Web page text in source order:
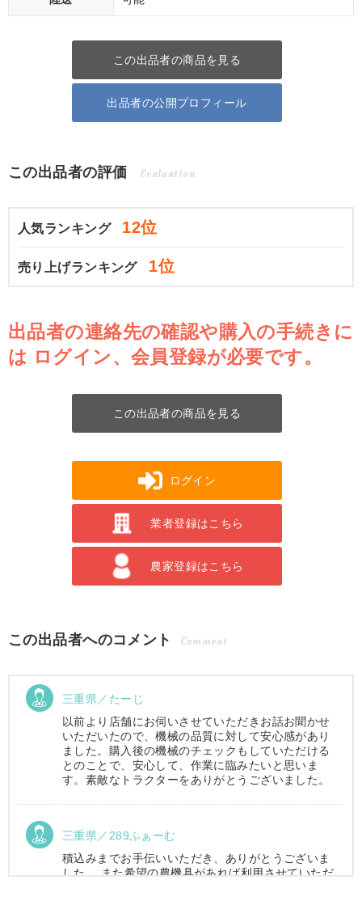
この出品者の商品を見る
出品者の公開プロフィール
この出品者の評価 Evaluation
人気ランキング 12位
売り上げランキング 1位
出品者の連絡先の確認や購入の手続きに
は ログイン、会員登録が必要です。
この出品者の商品を見る
ログイン
業者登録はこちら
農家登録はこちら
この出品者へのコメント Comment
三重県／たーじ
以前より店舗にお伺いさせていただきお話お聞かせ
いただいたので、機械の品質に対して安心感があり
ました。購入後の機械のチェックもしていただける
とのことで、安心して、作業に臨みたいと思いま
す。素敵なトラクターをありがとうございました。
三重県／289ふぁーむ
積込みまでお手伝いいただき、ありがとうございま
した。 また希望の農機具があれば利用させていただ